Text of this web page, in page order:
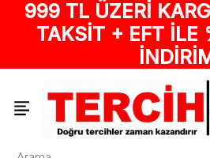
999 TL ÜZERİ
TAKSİT + EFT İLE